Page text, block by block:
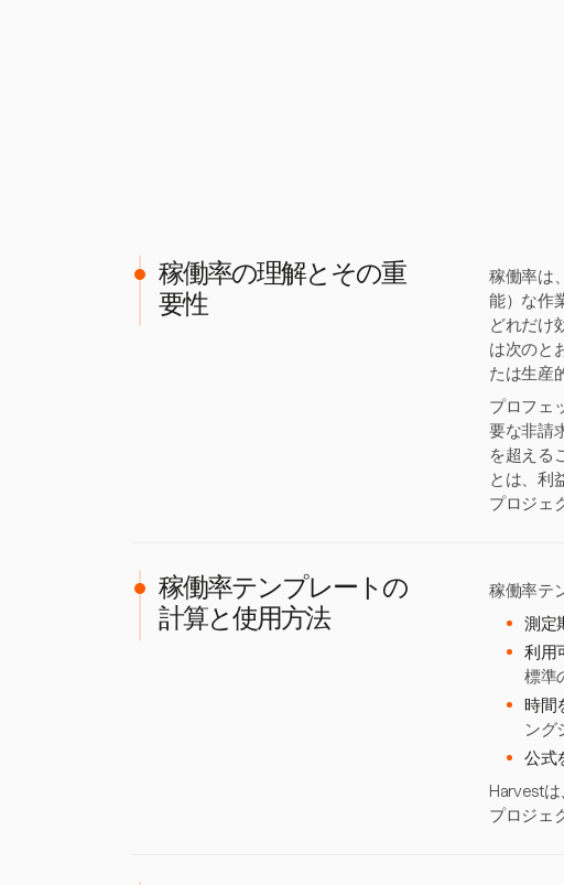
稼働率の理解とその重
要性
稼働率は
能）な作
どれだけ
は次のと
たは生産
プロフェ
要な非請
を超える
とは、利
プロジェ
稼働率テンプレートの
計算と使用方法
稼働率テ
測定
利用
標準
時間
ング
公式
Harvest
プロジェ